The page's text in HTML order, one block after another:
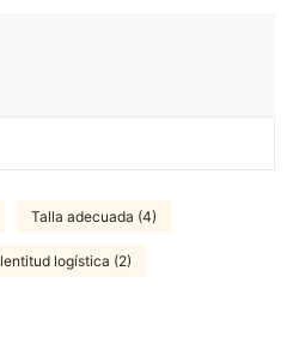
Talla adecuada (4)
lentitud logística (2)